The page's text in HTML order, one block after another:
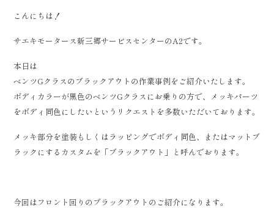
こんにちは！
サエキモータース新三郷サービスセンターのA2です。
本日は
ベンツGクラスのブラックアウトの作業事例をご紹介いたします。
ボディカラーが黒色のベンツGクラスにお乗りの方で、メッキパーツ
をボディ同色にしたいというリクエストを多数いただいております。
メッキ部分を塗装もしくはラッピングでボディ同色、またはマットブ
ラックにするカスタムを「ブラックアウト」と呼んでおります。
今回はフロント回りのブラックアウトのご紹介になります。